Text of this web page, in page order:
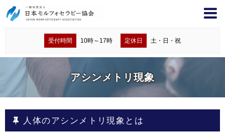
受付時間 10時～17時 定休日 土・日・祝
アシンメトリ現象
人体のアシンメトリ現象とは